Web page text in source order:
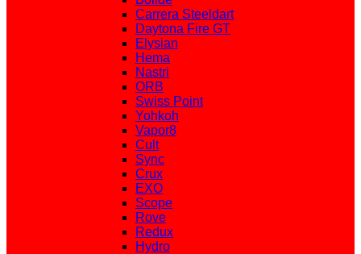
Carrera Steeldart
Daytona Fire GT
Elysian
Hema
Nastri
ORB
Swiss Point
Yohkoh
Vapor8
Cult
Sync
Crux
EXO
Scope
Rove
Redux
Hydro